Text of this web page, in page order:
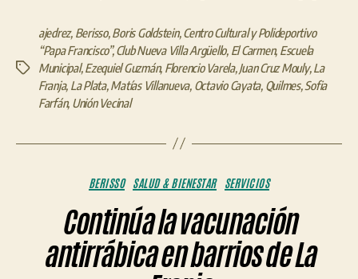
Etiquetas
ajedrez, Berisso,Boris Goldstein,Centro Cultural y Polideportivo
“Papa Francisco”,Club Nueva Villa Argüello, El Carmen, Escuela
Municipal,Ezequiel Guzmán, Florencio Varela,Juan Cruz Mouly,La
Franja, La Plata,Matías Villanueva, Octavio Cayata, Quilmes,Sofia
Farfán, Unión Vecinal
Categorías
BERISSO SALUD & BIENESTAR SERVICIOS
Continúa la vacunación
antirrábica en barrios de La